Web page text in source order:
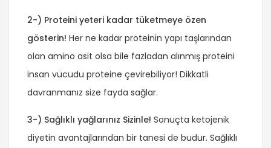
2-) Proteini yeteri kadar tüketmeye özen
gösterin! Her ne kadar proteinin yapı taşlarından
olan amino asit olsa bile fazladan alınmış proteini
insan vücudu proteine çevirebiliyor! Dikkatli
davranmanız size fayda sağlar.
3-) Sağlıklı yağlarınız Sizinle! Sonuçta ketojenik
diyetin avantajlarından bir tanesi de budur. Sağlıklı